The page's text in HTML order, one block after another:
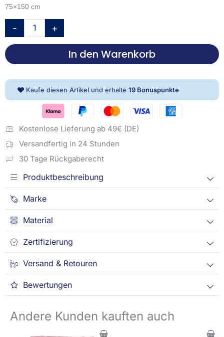
75×150 cm
-
Badetuch
-
Believe
your
dreams
Menge
+
In den Warenkorb
Kaufe diesen Artikel und erhalte 19 Bonuspunkte
Kostenlose Lieferung ab 49€ (DE)
Versandfertig in 24 Stunden
30 Tage Rückgaberecht
Produktbeschreibung
Marke
Material
Zertifizierung
Versand & Retouren
Bewertungen
Andere Kunden kauften auch